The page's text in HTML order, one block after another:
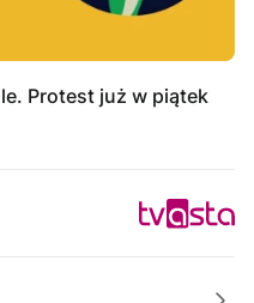
Protest już w piątek